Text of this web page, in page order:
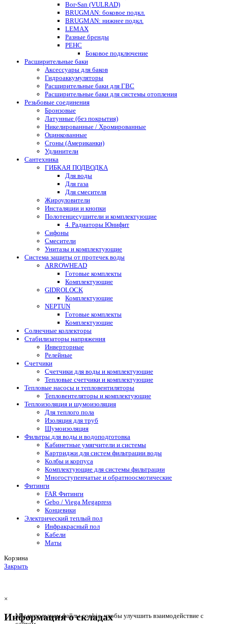
Bor-San (VULRAD)
BRUGMAN: боковое подкл.
BRUGMAN: нижнее подкл.
LEMAX
Разные бренды
РЕНС
Боковое подключение
Расширительные баки
Аксессуары для баков
Гидроаккумуляторы
Расширительные баки для ГВС
Расширительные баки для системы отопления
Резьбовые соединения
Бронзовые
Латунные (без покрытия)
Никелированные / Хромированные
Оцинкованные
Сгоны (Американки)
Удлинители
Сантехника
ГИБКАЯ ПОДВОДКА
Для воды
Для газа
Для смесителя
Жироуловители
Инсталяции и кнопки
Полотенцесушители и комплектующие
4. Радиаторы Юнифит
Сифоны
Смесители
Унитазы и комплектующие
Система защиты от протечек воды
ARROWHEAD
Готовые комплекты
Комплектующие
GIDROLOCK
Комплектующие
NEPTUN
Готовые комплекты
Комплектующие
Солнечные коллекторы
Стабилизаторы напряжения
Инверторные
Релейные
Счетчики
Счетчики для воды и комплектующие
Тепловые счетчики и комплектующие
Тепловые насосы и тепловентиляторы
Тепловентеляторы и комплектующие
Теплоизоляция и шумоизоляция
Для теплого пола
Изоляция для труб
Шумоизоляция
Фильтры для воды и водоподготовка
Кабинетные умягчители и системы
Картриджи для систем фильтрации воды
Колбы и корпуса
Комплектующие для системы фильтрации
Многоступенчатые и обратноосмотические
Фитинги
FAR Фитинги
Gebo / Viega Megapress
Концевики
Электрический теплый пол
Инфракрасный пол
Кабели
Маты
Корзина
Закрыть
Мы используем файлы cookie, чтобы улучшить взаимодействие с
×
Информация о складах